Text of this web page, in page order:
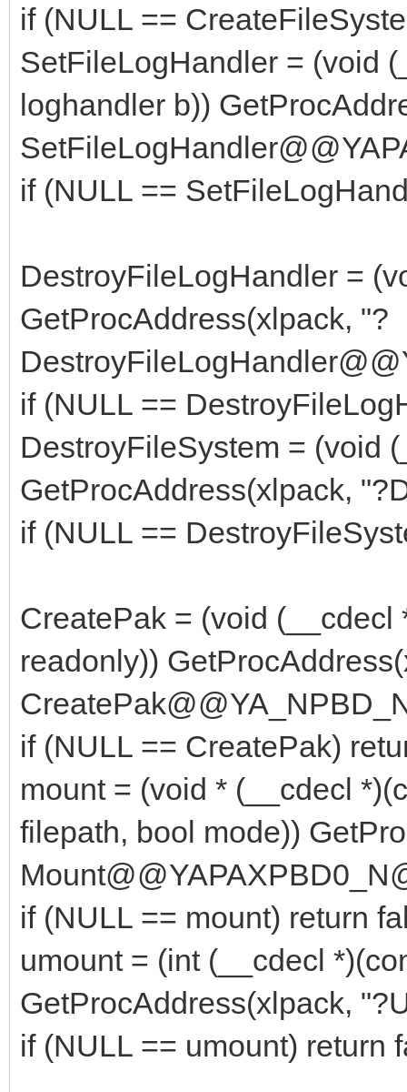
if (NULL ==
SetFileLogHandler = (void
loghandler b))
if (NULL ==
DestroyFileLogHandler =
GetProcAddress(xlpack, "?
if (NULL ==
DestroyFileSystem = (void
GetProcAddress(xlpack,
if (NULL ==
CreatePak = (void
readonly))
if (NULL == CreatePak)
mount = (void * (__cdecl
filepath, bool mode))
if (NULL == mount) return
umount = (int (__cdecl
GetProcAddress(xlpack,
if (NULL == umount) return